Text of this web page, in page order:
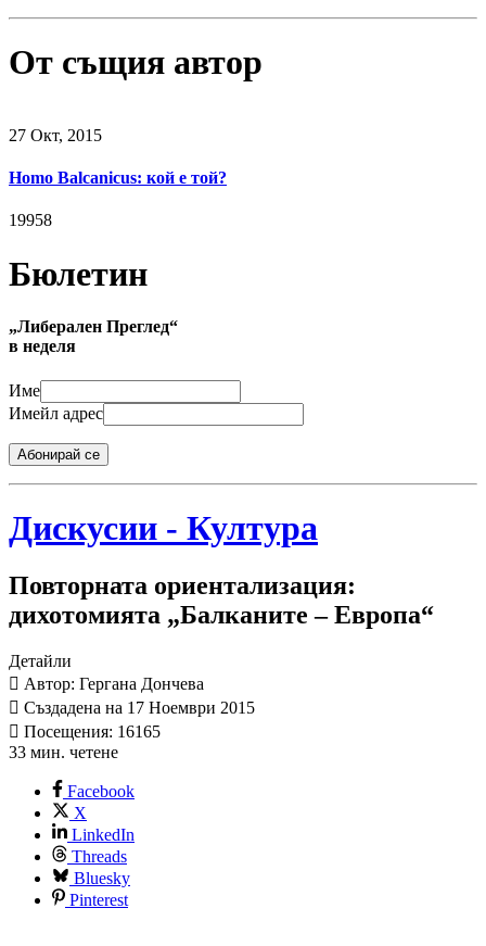
От същия автор
27 Окт, 2015
Homo Balcanicus: кой e той?
19958
Бюлетин
„Либерален Преглед“
в неделя
Име
Имейл адрес
Абонирай се
Дискусии - Култура
Повторната ориентализация:
дихотомията „Балканите – Европа“
Детайли
Автор: Гергана Дончева
Създадена на 17 Ноември 2015
Посещения: 16165
33 мин. четене
Facebook
X
LinkedIn
Threads
Bluesky
Pinterest